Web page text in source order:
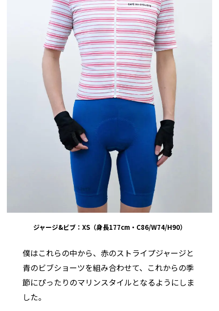
ジャージ&ビブ：XS（身長177cm・C86/W74/H90）
僕はこれらの中から、赤のストライプジャージと
青のビブショーツを組み合わせて、これからの季
節にぴったりのマリンスタイルとなるようにしま
した。